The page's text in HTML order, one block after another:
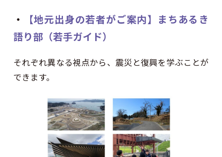
・
【地元出身の若者がご案内】まちあるき
語り部（若手ガイド）
それぞれ異なる視点から、震災と復興を学ぶことが
できます。